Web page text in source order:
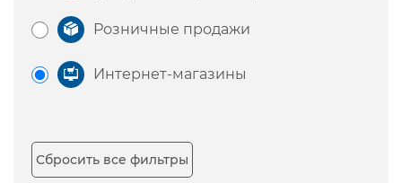
Розничные продажи
Интернет-магазины
Сбросить все фильтры